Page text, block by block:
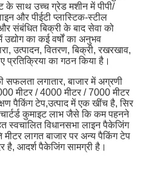
के साथ उच्च ग्रेड मशीन में पीपी/
और पीईटी प्लास्टिक-स्टील
संबंधित बिक्री के बाद सेवा को
का कई वर्षों का अनुभव
उत्पादन, वितरण, बिक्री, रखरखाव,
प्रतिक्रिया का गठन किया है।
सफलता लगातार, बाजार में अग्रणी
मीटर / 4000 मीटर / 7000 मीटर
पैकिंग टेप,उत्पाद में एक खींच है, सिर
कुमाइट लाभ जैसे कि कम पहनने
विधानसभा लाइन पैकेजिंग
लागत बाजार पर अन्य पैकिंग टेप
है, आदर्श पैकेजिंग सामग्री है।